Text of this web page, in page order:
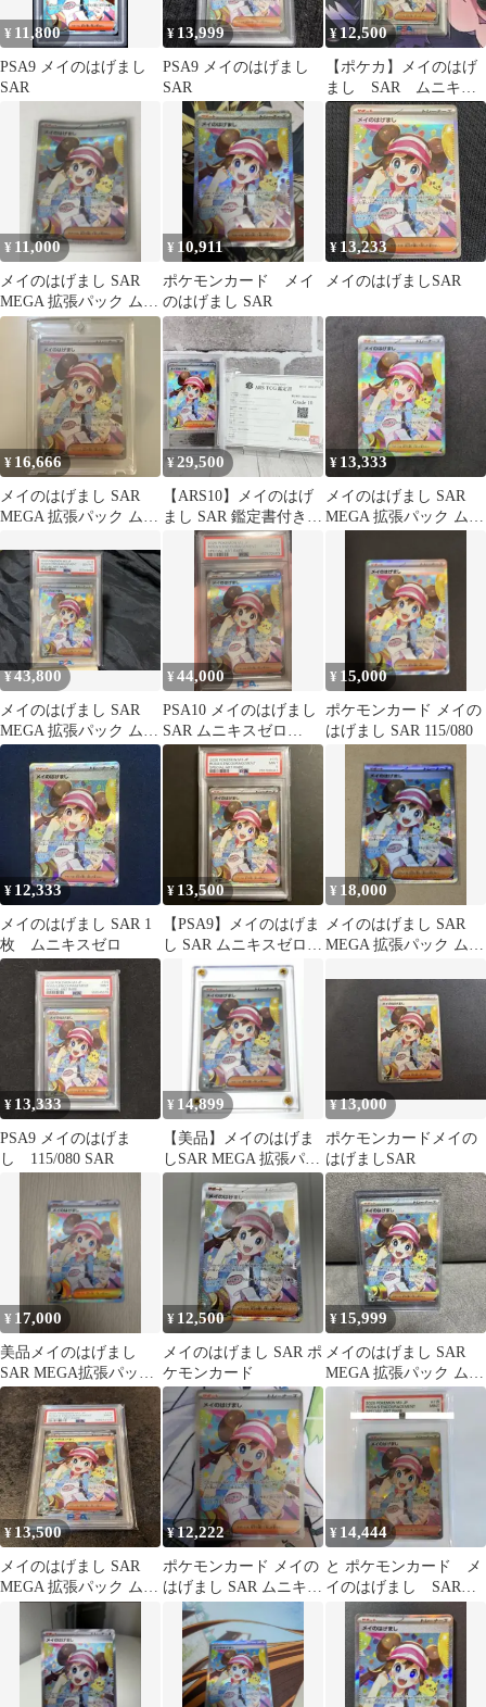
¥ 11,800
PSA9 メイのはげまし
SAR
¥ 13,999
PSA9 メイのはげまし
SAR
¥12,500
【ポケカ】メイのはげ
まし SAR ムニキス
ゼロ PSA9
¥ 11,000
メイのはげまし SAR
MEGA 拡張パック ムニ
キスゼロ キラ 115/080
¥ 10,911
ポケモンカード メイ
のはげまし SAR
¥ 13,233
メイのはげましSAR
¥ 16,666
メイのはげまし SAR
MEGA 拡張パック ムニ
¥29,500
【ARS10】メイのはげ
まし SAR 鑑定書付き
PSA10相当
¥ 13,333
メイのはげまし SAR
MEGA 拡張パック ムニ
¥43,800
メイのはげまし SAR
MEGA 拡張パック ムニ
キスゼロ キラ 115/080
¥44,000
PSA10 メイのはげまし
SAR ムニキスゼロ
115/080
¥ 15,000
ポケモンカード メイの
はげまし SAR 115/080
¥ 12,333
メイのはげまし SAR 1
枚 ムニキスゼロ
¥ 13,500
【PSA9】メイのはげま
し SAR ムニキスゼロ
115/080
¥ 18,000
メイのはげまし SAR
MEGA 拡張パック ムニ
¥ 13,333
PSA9 メイのはげま
し 115/080 SAR
¥ 14,899
【美品】メイのはげま
しSAR MEGA 拡張パッ
ク ムニキスゼロ
115/080
¥13,000
ポケモンカードメイの
はげましSAR
¥ 17,000
美品メイのはげまし
SAR MEGA拡張パック
ムニキスゼロ キラ
115/080
¥ 12,500
メイのはげまし SAR ポ
ケモンカード
¥ 15,999
メイのはげまし SAR
MEGA 拡張パック ムニ
キスゼロ キラ 115/080
¥13,500
メイのはげまし SAR
MEGA 拡張パック ムニ
キスゼロ キラ 115/080
¥12,222
ポケモンカード メイの
はげまし SAR ムニキス
ゼロ
¥ 14,444
と ポケモンカード メ
イのはげまし SAR